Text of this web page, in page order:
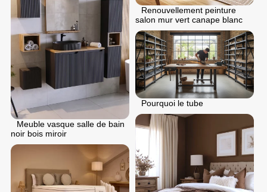
Renouvellement peinture
salon mur vert canape blanc
Meuble vasque salle de bain
noir bois miroir
Pourquoi le tube